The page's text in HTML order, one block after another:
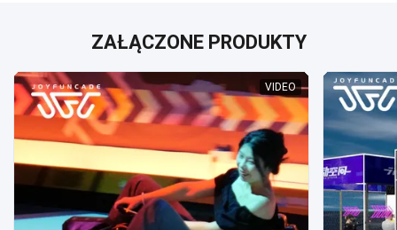
ZAŁĄCZONE PRODUKTY
VIDEO